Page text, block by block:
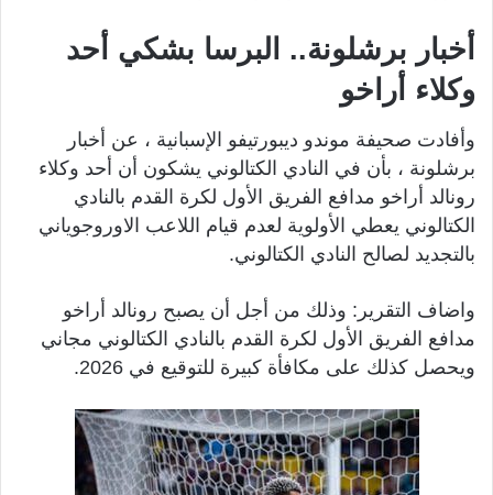
أخبار برشلونة.. البرسا بشكي أحد
وكلاء أراخو
وأفادت صحيفة موندو ديبورتيفو الإسبانية ، عن أخبار
برشلونة ، بأن في النادي الكتالوني يشكون أن أحد وكلاء
رونالد أراخو مدافع الفريق الأول لكرة القدم بالنادي
الكتالوني يعطي الأولوية لعدم قيام اللاعب الاوروجوياني
بالتجديد لصالح النادي الكتالوني.
واضاف التقرير: وذلك من أجل أن يصبح رونالد أراخو
مدافع الفريق الأول لكرة القدم بالنادي الكتالوني مجاني
ويحصل كذلك على مكافأة كبيرة للتوقيع في 2026.